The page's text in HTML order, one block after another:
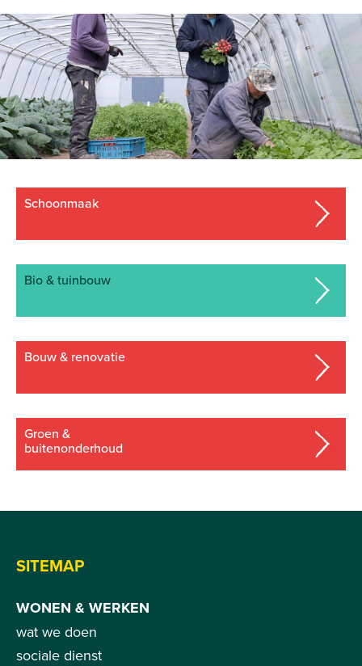
schoonmaak
bio & tuinbouw
bouw & renovatie
groen &
buitenonderhoud
SITEMAP
WONEN & WERKEN
wat we doen
sociale dienst